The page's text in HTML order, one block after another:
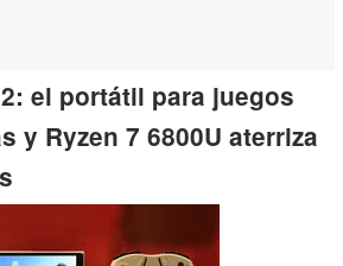
2: el portátil para juegos
y Ryzen 7 6800U aterriza